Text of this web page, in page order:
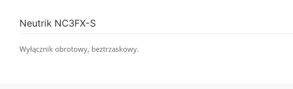
Neutrik NC3FX-S
Wyłącznik obrotowy, beztrzaskowy.